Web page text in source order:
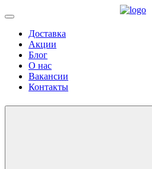
Доставка
Акции
Блог
О нас
Вакансии
Контакты